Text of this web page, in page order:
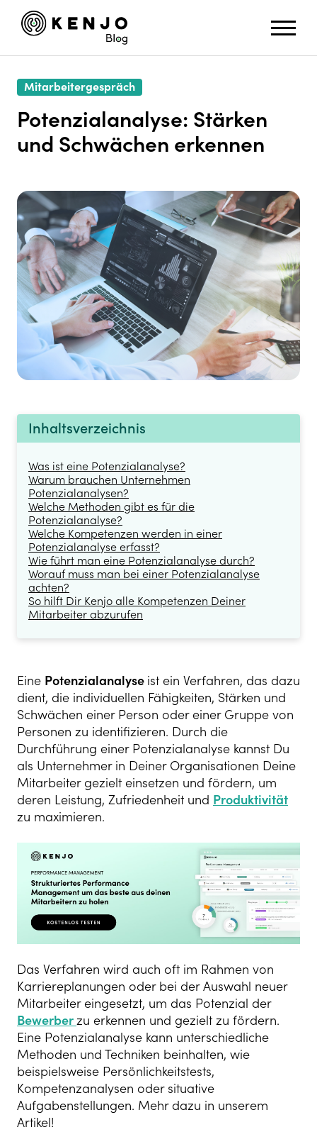
Mitarbeitergespräch
Potenzialanalyse: Stärken
und Schwächen erkennen
Inhaltsverzeichnis
Was ist eine Potenzialanalyse?
Warum brauchen Unternehmen
Potenzialanalysen?
Welche Methoden gibt es für die
Potenzialanalyse?
Welche Kompetenzen werden in einer
Potenzialanalyse erfasst?
Wie führt man eine Potenzialanalyse durch?
Worauf muss man bei einer Potenzialanalyse
achten?
So hilft Dir Kenjo alle Kompetenzen Deiner
Mitarbeiter abzurufen
Eine Potenzialanalyse ist ein Verfahren, das dazu
dient, die individuellen Fähigkeiten, Stärken und
Schwächen einer Person oder einer Gruppe von
Personen zu identifizieren. Durch die
Durchführung einer Potenzialanalyse kannst Du
als Unternehmer in Deiner Organisationen Deine
Mitarbeiter gezielt einsetzen und fördern, um
deren Leistung, Zufriedenheit und Produktivität
zu maximieren.
Das Verfahren wird auch oft im Rahmen von
Karriereplanungen oder bei der Auswahl neuer
Mitarbeiter eingesetzt, um das Potenzial der
Bewerberzu erkennen und gezielt zu fördern.
Eine Potenzialanalyse kann unterschiedliche
Methoden und Techniken beinhalten, wie
beispielsweise Persönlichkeitstests,
Kompetenzanalysen oder situative
Aufgabenstellungen. Mehr dazu in unserem
Artikel!